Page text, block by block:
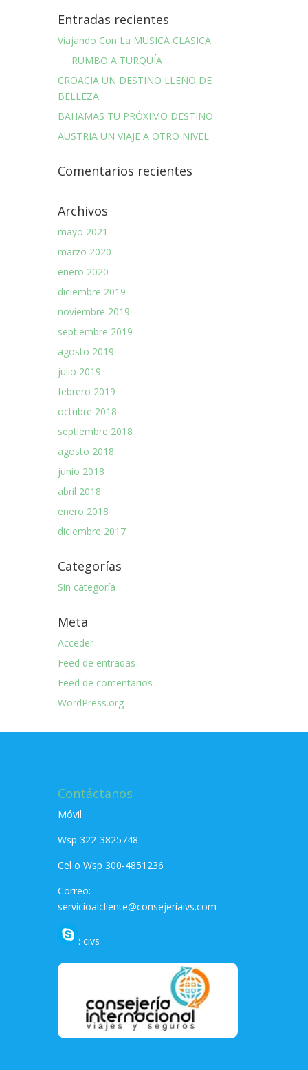
Entradas recientes
Viajando Con La MUSICA CLASICA
RUMBO A TURQUÍA
CROACIA UN DESTINO LLENO DE
BELLEZA.
BAHAMAS TU PRÓXIMO DESTINO
AUSTRIA UN VIAJE A OTRO NIVEL
Comentarios recientes
Archivos
mayo 2021
marzo 2020
enero 2020
diciembre 2019
noviembre 2019
septiembre 2019
agosto 2019
julio 2019
febrero 2019
octubre 2018
septiembre 2018
agosto 2018
junio 2018
abril 2018
enero 2018
diciembre 2017
Categorías
Sin categoría
Meta
Acceder
Feed de entradas
Feed de comentarios
WordPress.org
Contáctanos
Móvil
Wsp 322-3825748
Cel o Wsp 300-4851236
Correo:
servicioalcliente@consejeriaivs.com
: civs